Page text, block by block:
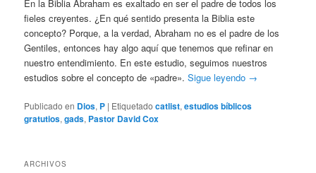
En la Biblia Abraham es exaltado en ser el padre de todos los
fieles creyentes. ¿En qué sentido presenta la Biblia este
concepto? Porque, a la verdad, Abraham no es el padre de los
Gentiles, entonces hay algo aquí que tenemos que refinar en
nuestro entendimiento. En este estudio, seguimos nuestros
estudios sobre el concepto de «padre».Sigue leyendo →
Publicado en Dios, P | Etiquetado catlist,estudios bíblicos
gratutios,gads, Pastor David Cox
ARCHIVOS